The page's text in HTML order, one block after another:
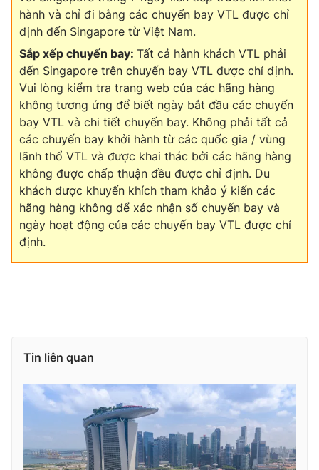
hành và chỉ đi bằng các chuyến bay VTL được chỉ
định đến Singapore từ Việt Nam.
Sắp xếp chuyến bay: Tất cả hành khách VTL phải
đến Singapore trên chuyến bay VTL được chỉ định.
Vui lòng kiểm tra trang web của các hãng hàng
không tương ứng để biết ngày bắt đầu các chuyến
bay VTL và chi tiết chuyến bay. Không phải tất cả
các chuyến bay khởi hành từ các quốc gia / vùng
lãnh thổ VTL và được khai thác bởi các hãng hàng
không được chấp thuận đều được chỉ định. Du
khách được khuyến khích tham khảo ý kiến các
hãng hàng không để xác nhận số chuyến bay và
ngày hoạt động của các chuyến bay VTL được chỉ
định.
Tin liên quan